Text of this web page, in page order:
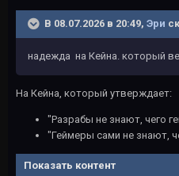
В 08.07.2026 в 20:49, Эри
надежда на Кейна. который
На Кейна, который утверждает:
"Разрабы не знают, чего
"Геймеры сами не знают,
Показать контент